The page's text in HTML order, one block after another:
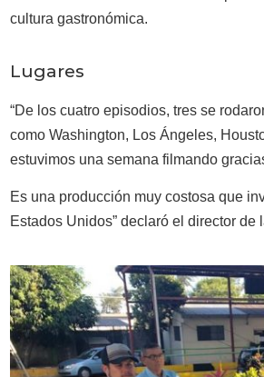
cultura gastronómica.
Lugares
“De los cuatro episodios, tres se
como Washington, Los Ángeles,
estuvimos una semana filmando
Es una producción muy costosa que
Estados Unidos” declaró el director